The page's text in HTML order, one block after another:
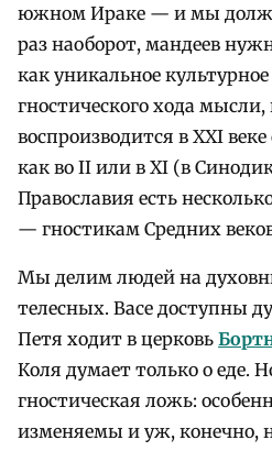
южном Ираке — и мы
раз наоборот, мандеев
как уникальное
гностического хода
воспроизводится в XXI
как во II или в XI (в
Православия есть
— гностикам Средних
Мы делим людей на
телесных. Васе доступны
Петя ходит в церковь
Коля думает только о еде.
гностическая ложь:
изменяемы и уж, конечно,